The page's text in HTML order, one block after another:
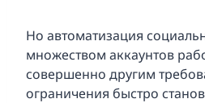
Но автоматизация
множеством аккаунтов
совершенно другим
ограничения быстро